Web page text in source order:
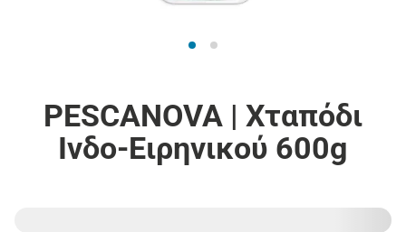
PESCANOVA | Χταπόδι
Ινδο-Ειρηνικού 600g